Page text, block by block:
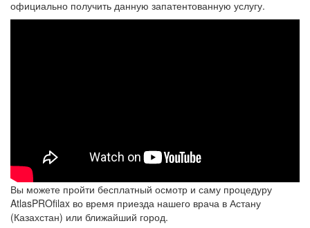
официально получить данную запатентованную услугу.
Вы можете пройти бесплатный осмотр и саму процедуру
AtlasPROfilax во время приезда нашего врача в Астану
(Казахстан) или ближайший город.